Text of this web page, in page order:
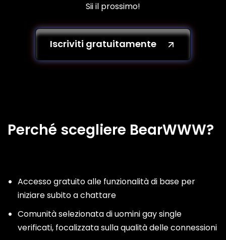
Sii il prossimo!
Iscriviti gratuitamente
Perché scegliere BearWWW?
Accesso gratuito alle funzionalità di base per
iniziare subito a chattare
Comunità selezionata di uomini gay single
verificati, focalizzata sulla qualità delle connessioni